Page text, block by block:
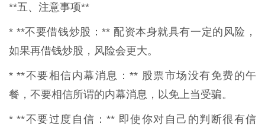
**五、注意事项**
* **不要借钱炒股：** 配资本身就具有一定的风险，
如果再借钱炒股，风险会更大。
* **不要相信内幕消息：** 股票市场没有免费的午
餐，不要相信所谓的内幕消息，以免上当受骗。
* **不要过度自信：** 即使你对自己的判断很有信